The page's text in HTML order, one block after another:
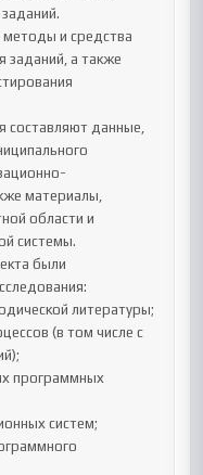
и средства
заданий, а также
составляют данные,
материалы,
области и
системы.
были
литературы;
(в том числе с
программных
систем;